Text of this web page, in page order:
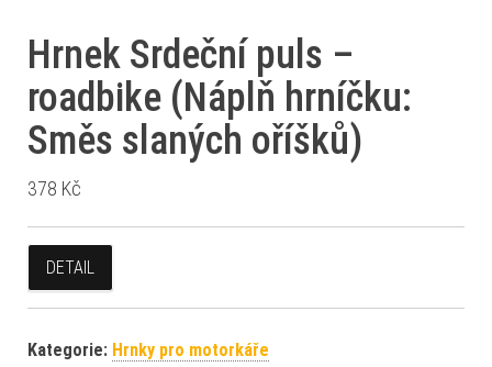
Hrnek Srdeční puls –
roadbike (Náplň hrníčku:
Směs slaných oříšků)
378 Kč
DETAIL
Kategorie: Hrnky pro motorkáře